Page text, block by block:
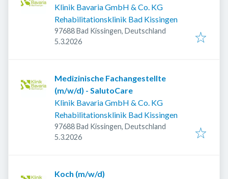
Klinik Bavaria GmbH & Co. KG
Rehabilitationsklinik Bad Kissingen
97688 Bad Kissingen, Deutschland
Veröffentlicht
5.3.2026
Medizinische Fachangestellte
(m/w/d) - SalutoCare
Klinik Bavaria GmbH & Co. KG
Rehabilitationsklinik Bad Kissingen
97688 Bad Kissingen, Deutschland
Veröffentlicht
5.3.2026
Koch (m/w/d)